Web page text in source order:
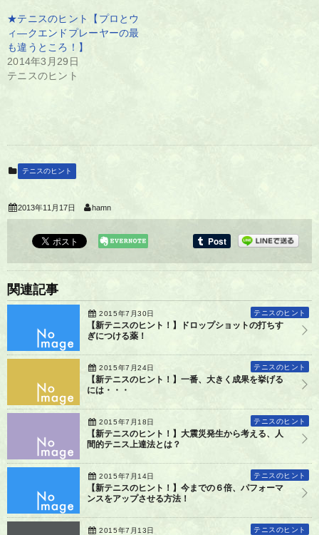
★テニスのヒント【プロとウ
ィ―クエンドプレーヤーの最
も違うところ！】
2014年3月29日
テニスのヒント
テニスのヒント
2013年11月17日 hamn
関連記事
2015年7月30日 テニスのヒント
【新テニスのヒント！】ドロップショットの打ちす
ぎにつける薬！
2015年7月24日 テニスのヒント
【新テニスのヒント！】一番、大きく成果を挙げる
には・・・
2015年7月18日 テニスのヒント
【新テニスのヒント！】大震災発生から考える、人
間的テニス上達法とは？
2015年7月14日 テニスのヒント
【新テニスのヒント！】今までの６倍、パフォーマ
ンスをアップさせる方法！
2015年7月13日 テニスのヒント